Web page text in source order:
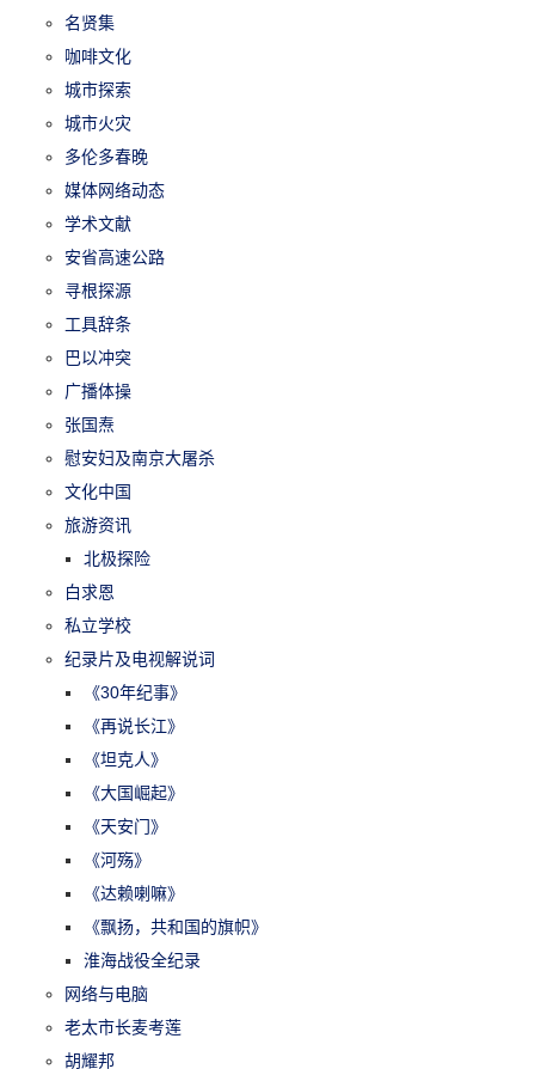
名贤集
咖啡文化
城市探索
城市火灾
多伦多春晚
媒体网络动态
学术文献
安省高速公路
寻根探源
工具辞条
巴以冲突
广播体操
张国焘
慰安妇及南京大屠杀
文化中国
旅游资讯
北极探险
白求恩
私立学校
纪录片及电视解说词
《30年纪事》
《再说长江》
《坦克人》
《大国崛起》
《天安门》
《河殇》
《达赖喇嘛》
《飘扬，共和国的旗帜》
淮海战役全纪录
网络与电脑
老太市长麦考莲
胡耀邦